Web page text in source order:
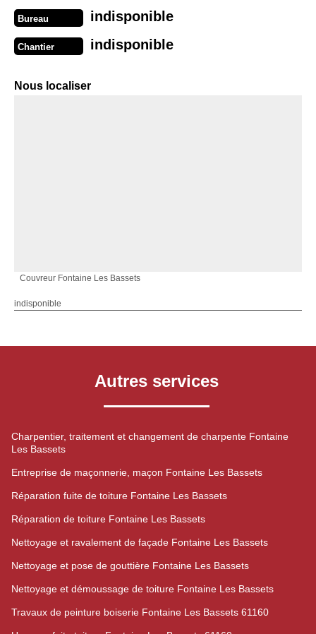
Bureau indisponible
Chantier indisponible
Nous localiser
Couvreur Fontaine Les Bassets
indisponible
Autres services
Charpentier, traitement et changement de charpente Fontaine
Les Bassets
Entreprise de maçonnerie, maçon Fontaine Les Bassets
Réparation fuite de toiture Fontaine Les Bassets
Réparation de toiture Fontaine Les Bassets
Nettoyage et ravalement de façade Fontaine Les Bassets
Nettoyage et pose de gouttière Fontaine Les Bassets
Nettoyage et démoussage de toiture Fontaine Les Bassets
Travaux de peinture boiserie Fontaine Les Bassets 61160